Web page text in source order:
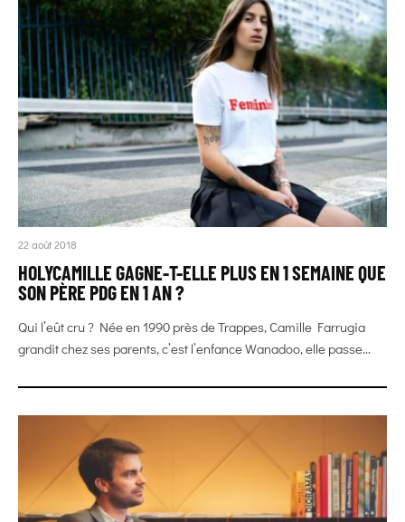
22 août 2018
HOLYCAMILLE GAGNE-T-ELLE PLUS EN 1 SEMAINE QUE
SON PÈRE PDG EN 1 AN ?
Qui l’eût cru ? Née en 1990 près de Trappes, Camille Farrugia
grandit chez ses parents, c’est l’enfance Wanadoo, elle passe...